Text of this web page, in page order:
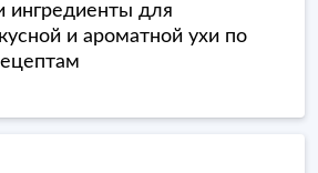
ингредиенты для
и ароматной ухи по